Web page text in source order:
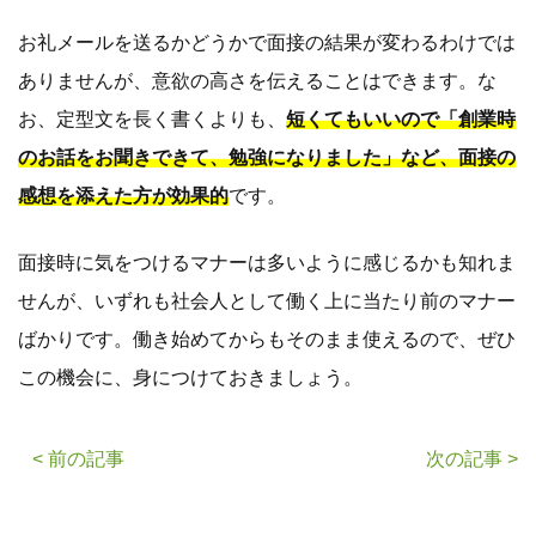
お礼メールを送るかどうかで面接の結果が変わるわけでは
ありませんが、意欲の高さを伝えることはできます。な
お、定型文を長く書くよりも、 短くてもいいので「創業時
のお話をお聞きできて、勉強になりました」など、面接の
感想を添えた方が効果的です。
面接時に気をつけるマナーは多いように感じるかも知れま
せんが、いずれも社会人として働く上に当たり前のマナー
ばかりです。働き始めてからもそのまま使えるので、ぜひ
この機会に、身につけておきましょう。
< 前の記事 次の記事 >